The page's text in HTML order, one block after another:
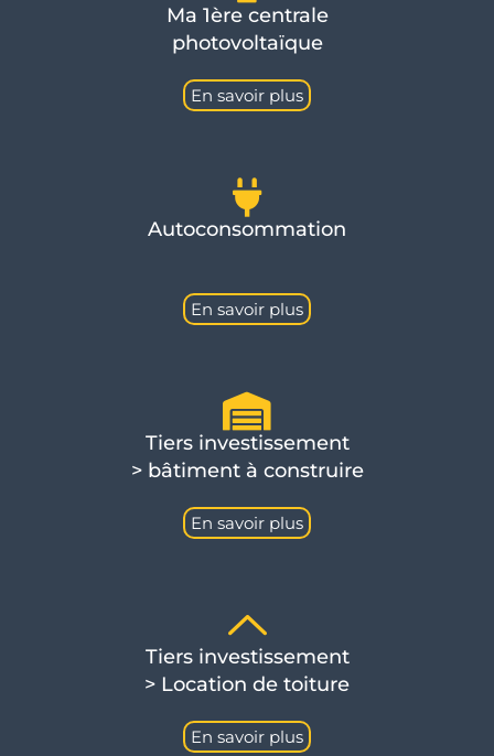
Ma 1ère centrale
photovoltaïque
En savoir plus
Autoconsommation
En savoir plus
Tiers investissement
> bâtiment à construire
En savoir plus
Tiers investissement
> Location de toiture
En savoir plus